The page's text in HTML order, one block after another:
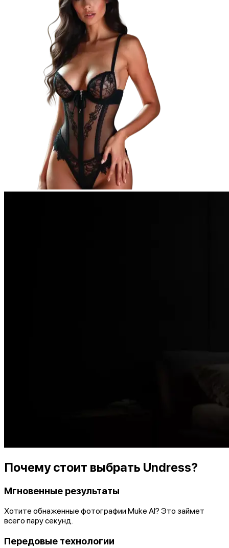
Почему стоит выбрать Undress?
Мгновенные результаты
Хотите обнаженные фотографии Muke AI? Это займет
всего пару секунд.
Передовые технологии